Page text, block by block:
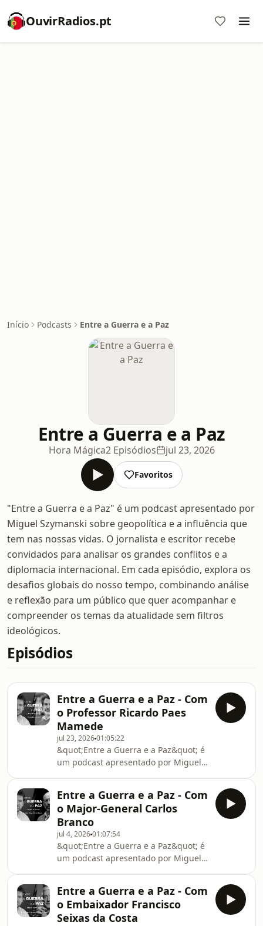
OuvirRadios.pt
Início Podcasts Entre a Guerra e a Paz
Entre a Guerra e a Paz
Hora Mágica2 Episódios jul 23, 2026
Favoritos
"Entre a Guerra e a Paz" é um podcast apresentado por
Miguel Szymanski sobre geopolítica e a influência que
tem nas nossas vidas. O jornalista e escritor recebe
convidados para analisar os grandes conflitos e a
diplomacia internacional. Em cada episódio, explora os
desafios globais do nosso tempo, combinando análise
e reflexão para um público que quer acompanhar e
compreender os temas da atualidade sem filtros
ideológicos.
Episódios
Entre a Guerra e a Paz - Com
o Professor Ricardo Paes
Mamede
jul 23, 202601:05:22
&quot;Entre a Guerra e a Paz&quot; é
um podcast apresentado por Miguel
O jornalista e escritor recebe
convidados para analisar os grandes
conflitos e a diplomacia internacional.
Em cada episódio, explora os desafios
globais do nosso tempo, combinando
análise e reflexão para um público
que quer acompanhar e compreender
os temas da
Entre a Guerra e a Paz - Com
o Major-General Carlos
Branco
jul 4, 202601:07:54
&quot;Entre a Guerra e a Paz&quot; é
um podcast apresentado por Miguel
O jornalista e escritor recebe
convidados para analisar os grandes
conflitos e a diplomacia internacional.
Entre a Guerra e a Paz - Com
o Embaixador Francisco
Seixas da Costa